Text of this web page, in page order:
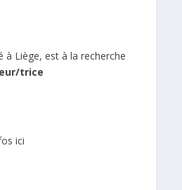
à Liège, est à la recherche
trice
ici